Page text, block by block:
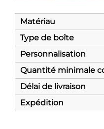
Matériau
Type de boîte
Personnalisation
Quantité minimale
Délai de livraison
Expédition